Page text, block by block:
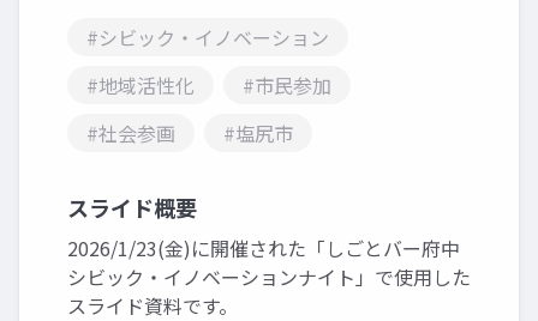
#シビック・イノベーション
#地域活性化
#市民参加
#社会参画
#塩尻市
スライド概要
2026/1/23(金)に開催された「しごとバー府中
シビック・イノベーションナイト」で使用した
スライド資料です。